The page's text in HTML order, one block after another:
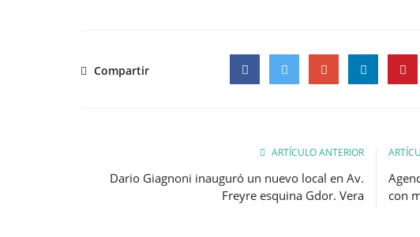
Compartir
ARTÍCULO ANTERIOR
Dario Giagnoni inauguró un nuevo local en Av.
Freyre esquina Gdor. Vera
con